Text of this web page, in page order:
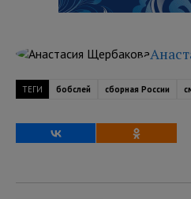
ТЕГИ бобслей сборная России